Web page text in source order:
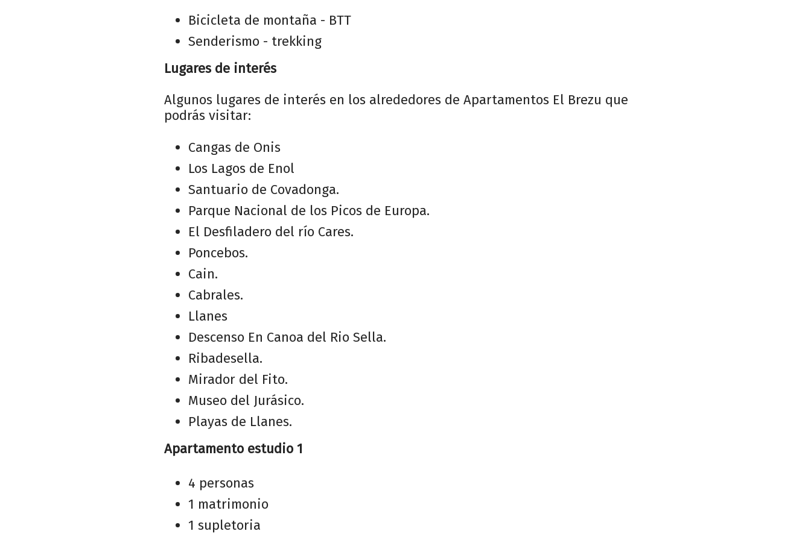
Bicicleta de montaña - BTT
Senderismo - trekking
Lugares de interés
Algunos lugares de interés en los alrededores de Apartamentos El Brezu que
podrás visitar:
Cangas de Onis
Los Lagos de Enol
Santuario de Covadonga.
Parque Nacional de los Picos de Europa.
El Desfiladero del río Cares.
Poncebos.
Cain.
Cabrales.
Llanes
Descenso En Canoa del Rio Sella.
Ribadesella.
Mirador del Fito.
Museo del Jurásico.
Playas de Llanes.
Apartamento estudio 1
4 personas
1 matrimonio
1 supletoria